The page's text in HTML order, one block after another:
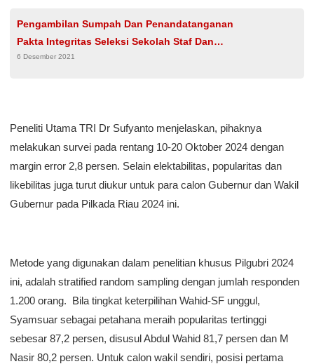
Pengambilan Sumpah Dan Penandatanganan
Pakta Integritas Seleksi Sekolah Staf Dan
Pimpinan (SESPIMEN) Polri Dikreg – 62 T.A.
6 Desember 2021
Peneliti Utama TRI Dr Sufyanto menjelaskan, pihaknya
melakukan survei pada rentang 10-20 Oktober 2024 dengan
margin error 2,8 persen. Selain elektabilitas, popularitas dan
likebilitas juga turut diukur untuk para calon Gubernur dan Wakil
Gubernur pada Pilkada Riau 2024 ini.
Metode yang digunakan dalam penelitian khusus Pilgubri 2024
ini, adalah stratified random sampling dengan jumlah responden
1.200 orang. Bila tingkat keterpilihan Wahid-SF unggul,
Syamsuar sebagai petahana meraih popularitas tertinggi
sebesar 87,2 persen, disusul Abdul Wahid 81,7 persen dan M
Nasir 80,2 persen. Untuk calon wakil sendiri, posisi pertama